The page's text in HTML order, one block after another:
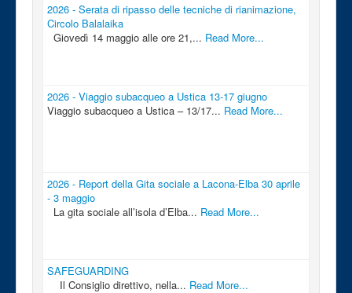
2026 - Serata di ripasso delle tecniche di rianimazione,
Circolo Balalaika
Giovedì 14 maggio alle ore 21,... Read More...
2026 - Viaggio subacqueo a Ustica 13-17 giugno
Viaggio subacqueo a Ustica – 13/17... Read More...
2026 - Report della Gita sociale a Lacona-Elba 30 aprile
- 3 maggio
La gita sociale all’isola d’Elba... Read More...
SAFEGUARDING
Il Consiglio direttivo, nella... Read More...